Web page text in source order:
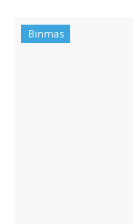
Binmas